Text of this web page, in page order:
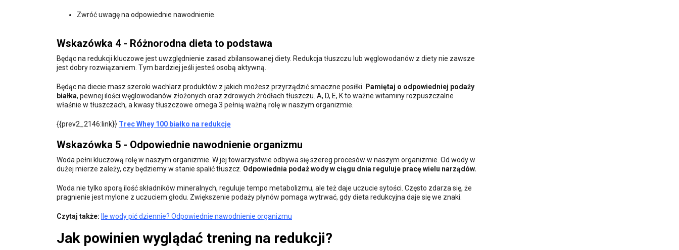
Zwróć uwagę na odpowiednie nawodnienie.
Wskazówka 4 - Różnorodna dieta to podstawa
Będąc na redukcji kluczowe jest uwzględnienie zasad zbilansowanej diety. Redukcja tłuszczu lub węglowodanów z diety nie zawsze
jest dobry rozwiązaniem. Tym bardziej jeśli jesteś osobą aktywną.
Będąc na diecie masz szeroki wachlarz produktów z jakich możesz przyrządzić smaczne posiłki. Pamiętaj o odpowiedniej podaży
białka, pewnej ilości węglowodanów złożonych oraz zdrowych źródłach tłuszczu. A, D, E, K to ważne witaminy rozpuszczalne
właśnie w tłuszczach, a kwasy tłuszczowe omega 3 pełnią ważną rolę w naszym organizmie.
{{prev2_2146:link}} Trec Whey 100 białko na redukcję
Wskazówka 5 - Odpowiednie nawodnienie organizmu
Woda pełni kluczową rolę w naszym organizmie. W jej towarzystwie odbywa się szereg procesów w naszym organizmie. Od wody w
dużej mierze zależy, czy będziemy w stanie spalić tłuszcz. Odpowiednia podaż wody w ciągu dnia reguluje pracę wielu narządów.
Woda nie tylko sporą ilość składników mineralnych, reguluje tempo metabolizmu, ale też daje uczucie sytości. Często zdarza się, że
pragnienie jest mylone z uczuciem głodu. Zwiększenie podaży płynów pomaga wytrwać, gdy dieta redukcyjna daje się we znaki.
Czytaj także: Ile wody pić dziennie? Odpowiednie nawodnienie organizmu
Jak powinien wyglądać trening na redukcji?